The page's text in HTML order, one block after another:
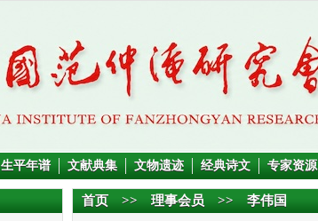
生平年谱 文献典集 文物遗迹 经典诗文 专家资源
首页 >> 理事会员 >> 李伟国